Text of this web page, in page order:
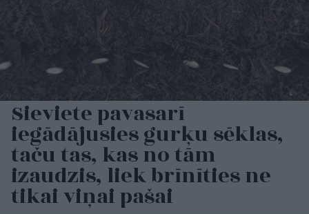
Sieviete pavasarī
iegādājusies gurķu sēklas,
taču tas, kas no tām
izaudzis, liek brīnīties ne
tikai viņai pašai